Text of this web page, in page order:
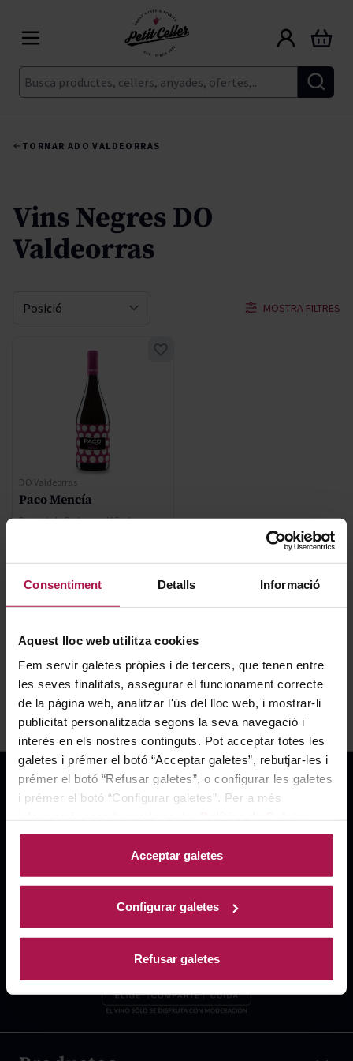
Consentiment Detalls Informació
Aquest lloc web utilitza cookies
Fem servir galetes pròpies i de tercers, que tenen entre
les seves finalitats, assegurar el funcionament correcte
de la pàgina web, analitzar l'ús del lloc web, i mostrar-li
publicitat personalitzada segons la seva navegació i
interès en els nostres continguts. Pot acceptar totes les
galetes i prémer el botó “Acceptar galetes”, rebutjar-les i
prémer el botó “Refusar galetes”, o configurar les galetes
i prémer el botó “Configurar galetes”. Per a més
Acceptar galetes
Configurar galetes
Refusar galetes
Cerca
Cart
TORNAR ADO VALDEORRAS
Vins Negres DO
Valdeorras
MOSTRA FILTRES
Sort By
DO Valdeorras
Paco Mencía
Paco y Lola Bodegas y Viñedos
10,20 €